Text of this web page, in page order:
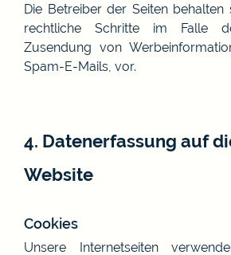
Die Betreiber der Seiten behalten
rechtliche Schritte im Falle
Zusendung von
Spam-E-Mails, vor.
4. Datenerfassung auf
Website
Cookies
Unsere Internetseiten